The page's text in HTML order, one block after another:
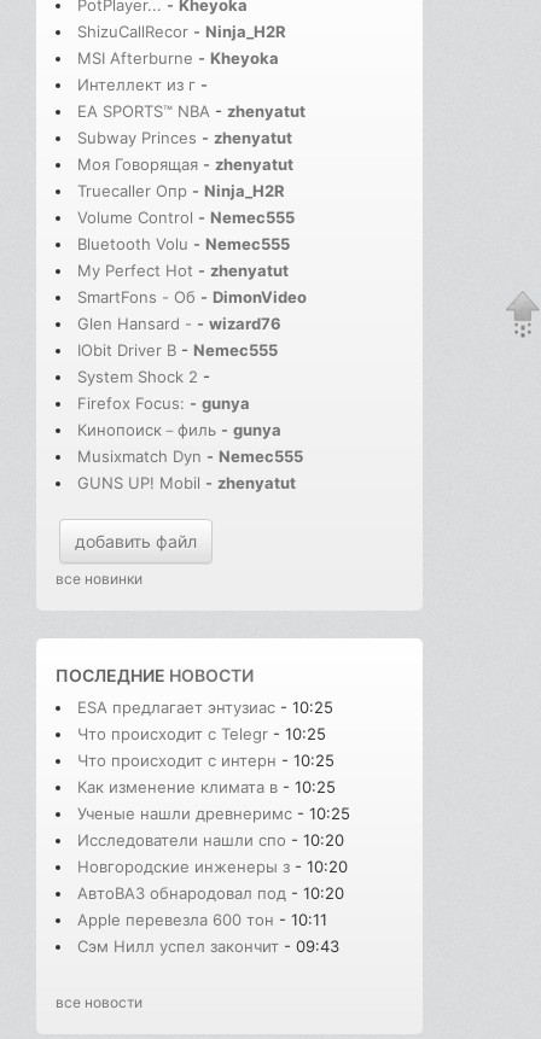
PotPlayer... - Kheyoka
ShizuCallRecor - Ninja_H2R
MSI Afterburne - Kheyoka
Интеллект из г -
EA SPORTS™ NBA - zhenyatut
Subway Princes - zhenyatut
Моя Говорящая - zhenyatut
Truecaller Опр - Ninja_H2R
Volume Control - Nemec555
Bluetooth Volu - Nemec555
My Perfect Hot - zhenyatut
SmartFons - Об - DimonVideo
Glen Hansard - - wizard76
IObit Driver B - Nemec555
System Shock 2 -
Firefox Focus: - gunya
Кинопоиск－филь - gunya
Musixmatch Dyn - Nemec555
GUNS UP! Mobil - zhenyatut
добавить файл
все новинки
ПОСЛЕДНИЕ НОВОСТИ
ESA предлагает энтузиас - 10:25
Что происходит с Telegr - 10:25
Что происходит с интерн - 10:25
Как изменение климата в - 10:25
Ученые нашли древнеримс - 10:25
Исследователи нашли спо - 10:20
Новгородские инженеры з - 10:20
АвтоВАЗ обнародовал под - 10:20
Apple перевезла 600 тон - 10:11
Сэм Нилл успел закончит - 09:43
все новости